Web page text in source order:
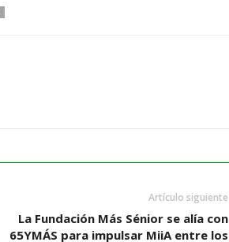
Artículo siguiente
La Fundación Más Sénior se alía con
65YMÁS para impulsar MiiA entre los